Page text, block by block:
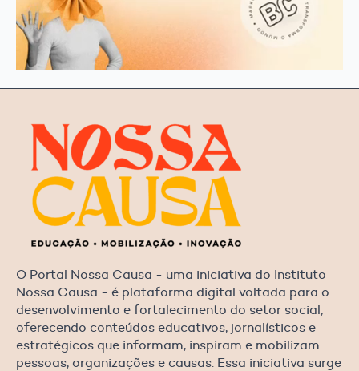
O Portal Nossa Causa - uma iniciativa do Instituto
Nossa Causa - é plataforma digital voltada para o
desenvolvimento e fortalecimento do setor social,
oferecendo conteúdos educativos, jornalísticos e
estratégicos que informam, inspiram e mobilizam
pessoas, organizações e causas. Essa iniciativa surge